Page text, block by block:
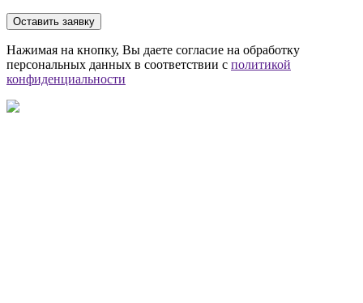
Оставить заявку
Нажимая на кнопку, Вы даете согласие на обработку
персональных данных в соответствии с политикой
конфиденциальности